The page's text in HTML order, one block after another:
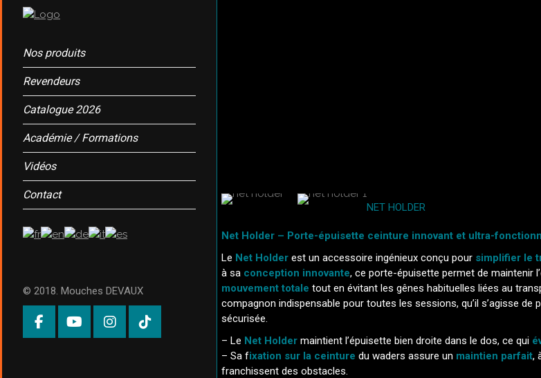
Nos produits
Revendeurs
Catalogue 2026
Académie / Formations
Vidéos
Contact
© 2018. Mouches DEVAUX
NET HOLDER
Net Holder – Porte-épuisette ceinture innovant et ultra-
Le Net Holder est un accessoire ingénieux conçu pour simplifier le
à sa conception innovante, ce porte-épuisette permet de maintenir
mouvement totale tout en évitant les gênes habituelles liées au
compagnon indispensable pour toutes les sessions, qu’il s’agisse
sécurisée.
– Le Net Holder maintient l’épuisette bien droite dans le dos, ce qui
– Sa fixation sur la ceinture du waders assure un maintien parfait,
franchissent des obstacles.